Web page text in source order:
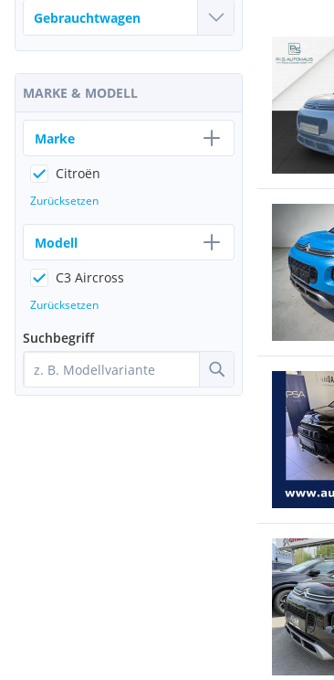
MARKE & MODELL
Marke
Citroën
Zurücksetzen
Modell
C3 Aircross
Zurücksetzen
Suchbegriff